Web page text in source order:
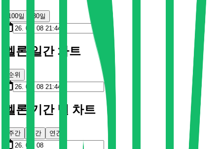
100일 30일
멜론 일간 차트
순위
멜론 기간 별 차트
주간 월간 연간